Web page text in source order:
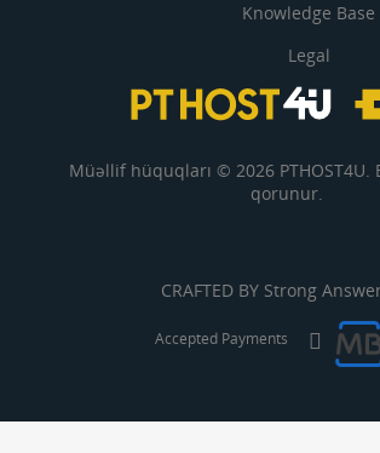
Knowledge Base
Legal
Müəllif hüquqları © 2026
qorunur.
CRAFTED BY Strong
Accepted Payments